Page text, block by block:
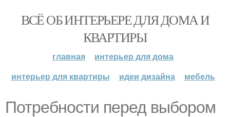
ВСЁ ОБ ИНТЕРЬЕРЕ ДЛЯ ДОМА И
КВАРТИРЫ
главная
интерьер для дома
интерьер для квартиры
идеи дизайна мебель
Потребности перед выбором